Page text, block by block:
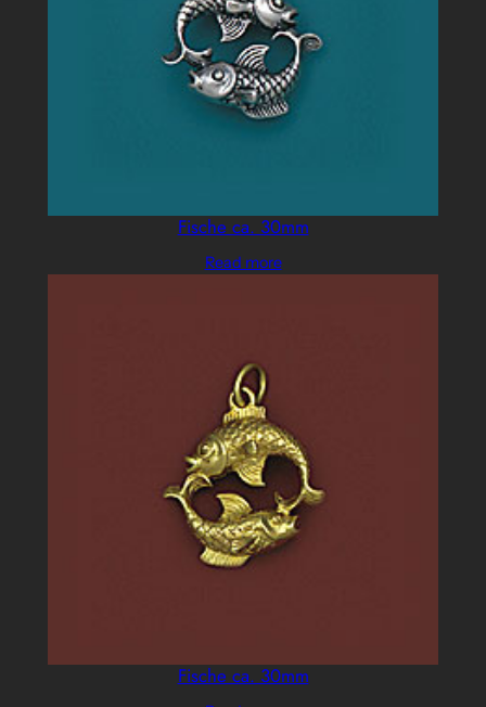
Fische ca. 30mm
Read more
Fische ca. 30mm